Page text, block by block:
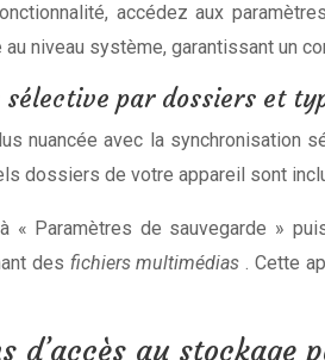
accédez aux
niveau système, garantissant un
sélective par dossiers et
nuancée avec la synchronisation
dossiers de votre appareil sont
« Paramètres de sauvegarde »
des fichiers multimédias. Cette
d’accès au stockage